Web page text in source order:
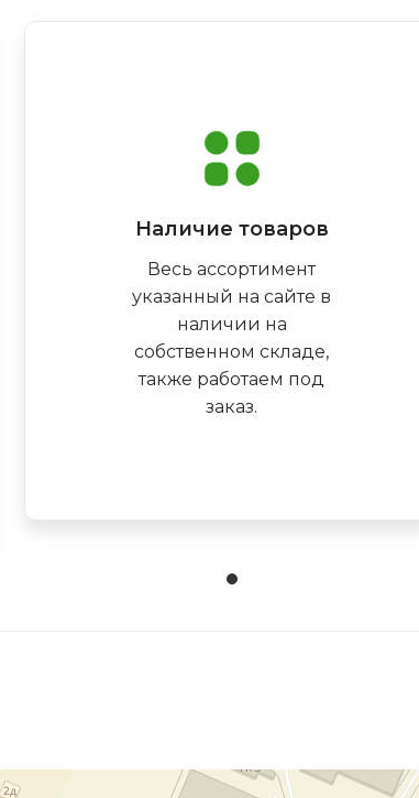
Наличие товаров
Весь ассортимент
указанный на сайте в
наличии на
собственном складе,
также работаем под
заказ.